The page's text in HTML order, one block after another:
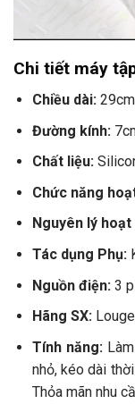
Chi tiết máy
Chiều dài:
Đường kính:
Chất liệu:
Chức năng
Nguyên lý
Tác dụng Phụ:
Nguồn điện:3
Hãng SX:
Tính năng:Làm
nhỏ, kéo dài
Thỏa mãn nhu